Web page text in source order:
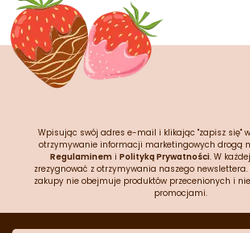
Wpisując swój adres e-mail i klikając "zapisz się"
otrzymywanie informacji marketingowych drogą
Regulaminem i Polityką Prywatności. W
zrezygnować z otrzymywania naszego
zakupy nie obejmuje produktów przecenionych i
promocjami.